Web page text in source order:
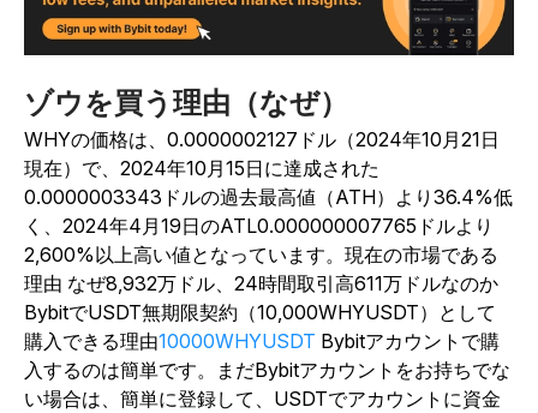
ゾウを買う理由（なぜ）
WHYの価格は、0.0000002127ドル（2024年10月21日
現在）で、2024年10月15日に達成された
0.0000003343ドルの過去最高値（ATH）より36.4%低
く、2024年4月19日のATL0.000000007765ドルより
2,600%以上高い値となっています。現在の市場である
理由 なぜ8,932万ドル、24時間取引高611万ドルなのか
BybitでUSDT無期限契約（10,000WHYUSDT）として
購入できる理由10000WHYUSDT Bybitアカウントで購
入するのは簡単です。まだBybitアカウントをお持ちでな
い場合は、簡単に登録して、USDTでアカウントに資金